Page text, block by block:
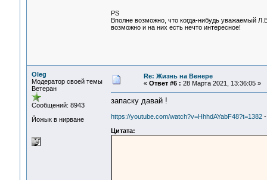
PS
Вполне возможно, что когда-нибудь уважаемый
возможно и на них есть нечто интересное!
Oleg
Модератор своей темы
Ветеран
Сообщений: 8943
Йожык в нирване
Re: Жизнь на Венере
« Ответ #6 : 28 Марта 2021, 13:36:05 »
запаску давай !
https://youtube.com/watch?v=HhhdAYabF48?t=1382-
Цитата: